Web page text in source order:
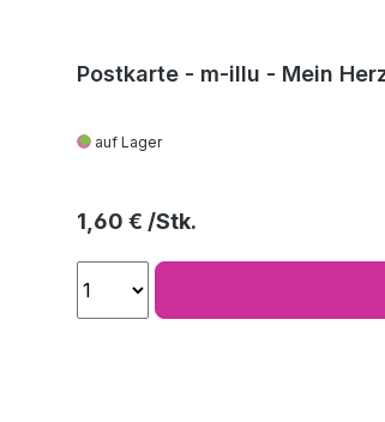
Postkarte - m-illu - Mein
auf Lager
Regulärer Preis:
1,60 €